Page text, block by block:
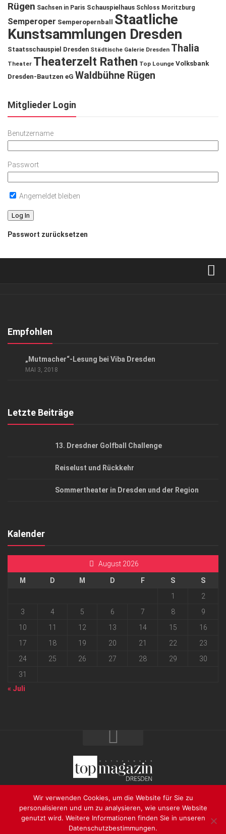
Rügen Sachsen in Paris Schauspielhaus Schloss Moritzburg
Semperoper Semperopernball
Staatliche
Kunstsammlungen Dresden
Staatsschauspiel Dresden Städtische Galerie Dresden Thalia
Theater Theaterzelt Rathen Top Lounge Volksbank
Dresden-Bautzen eG Waldbühne Rügen
Mitglieder Login
Benutzername
Passwort
Angemeldet bleiben
Passwort zurücksetzen
Kontakt, Impressum
Empfohlen
„Mutmacher“-Lesung bei Viba Dresden
MAI 3, 2018
Letzte Beiträge
13. Dresdner Golfball Challenge
Reiselust und Rückkehr
Sommertheater in Dresden und der Region
Kalender
August 2026
M D M D F S
S
1
2
3
4 5 6 7 8
9
10
11 12 13 14 15
16
17
18 19 20 21 22
23
24
25 26 27 28 29
30
31
« Juli
2026 progressmedia Verlag & Werbeagentur GmbH • Bautzner
Landstraße 62 • 01324 Dresden
Wir verwenden Cookies, um die Website für Sie zu
personalisieren und um zu analysieren, wie unsere Website
genutzt wird. Weitere Informationen finden Sie in unseren
Datenschutzbestimmungen.